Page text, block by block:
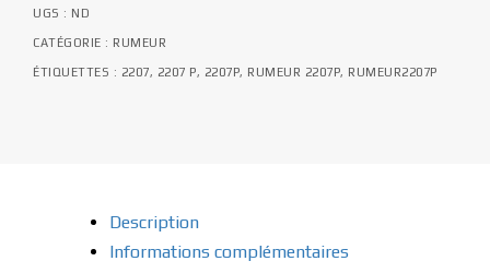
UGS : ND
CATÉGORIE : RUMEUR
ÉTIQUETTES : 2207, 2207 P, 2207P, RUMEUR 2207P, RUMEUR2207P
Description
Informations complémentaires